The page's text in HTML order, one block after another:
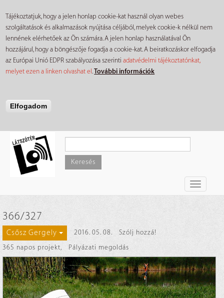
Tájékoztatjuk, hogy a jelen honlap cookie-kat használ olyan webes
szolgáltatások és alkalmazások nyújtása céljából, melyek cookie-k nélkül nem
lennének elérhetőek az Ön számára. A jelen honlap használatával Ön
hozzájárul, hogy a böngészője fogadja a cookie-kat. A beiratkozáskor elfogadja
az Európai Unió EDPR szabályozása szerintiadatvédelmi tájékoztatónkat,
melyet ezen a linken olvashat el.További információk
Elfogadom
tartalomra
Keresés
Toggle
366/327
Csősz Gergely 2016. 05. 08.
Szólj hozzá!
365 napos projekt, Pályázati megoldás